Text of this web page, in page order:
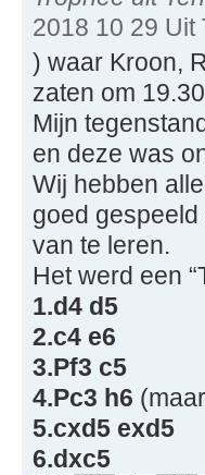
2018 10 29 Uit
) waar Kroon,
zaten om
Mijn
en deze was
Wij hebben
goed
van te leren.
Het werd een
1.d4 d5
2.c4 e6
3.Pf3 c5
4.Pc3 h6
5.cxd5 exd5
6.dxc5